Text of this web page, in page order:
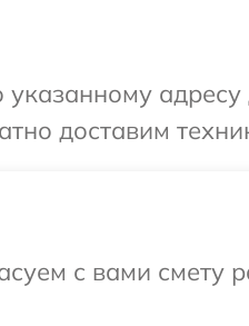
доставим
с вами смету